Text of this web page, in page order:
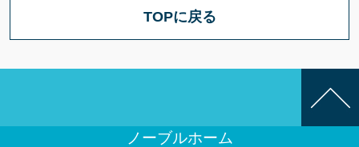
TOPに戻る
ノーブルホーム